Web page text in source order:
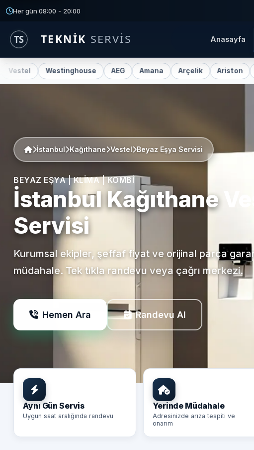
Her gün 08:00 - 20:00
Anasayfa
Westinghouse AEG Amana Arçelik Ariston Beko
İstanbul Kağıthane Vestel Beyaz Eşya Servisi
BEYAZ EŞYA | KLIMA | KOMBI
İstanbul Kağıthane
Servisi
Kurumsal ekipler, şeffaf fiyat ve orijinal parça
müdahale. Tek tıkla randevu veya çağrı merkezi.
Hemen Ara Randevu Al
Aynı Gün Servis
Uygun saat aralığında randevu
Yerinde Müdahale
Adresinizde arıza tespiti ve
onarım